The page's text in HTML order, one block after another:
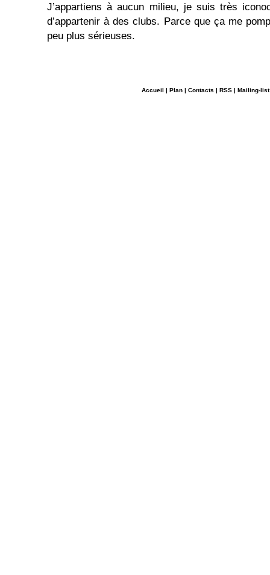
J’appartiens à aucun milieu, je suis très
d’appartenir à des clubs. Parce que ça me
peu plus sérieuses.
Accueil | Plan | Contacts | RSS | Mailing-list